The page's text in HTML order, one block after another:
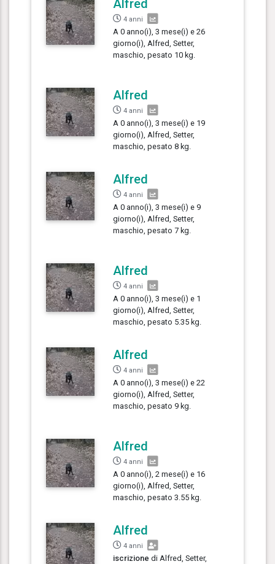
Alfred
4 anni
A 0 anno(i), 3 mese(i) e 26
giorno(i), Alfred, Setter,
maschio, pesato 10 kg.
Alfred
4 anni
A 0 anno(i), 3 mese(i) e 19
giorno(i), Alfred, Setter,
maschio, pesato 8 kg.
Alfred
4 anni
A 0 anno(i), 3 mese(i) e 9
giorno(i), Alfred, Setter,
maschio, pesato 7 kg.
Alfred
4 anni
A 0 anno(i), 3 mese(i) e 1
giorno(i), Alfred, Setter,
maschio, pesato 5.35 kg.
Alfred
4 anni
A 0 anno(i), 3 mese(i) e 22
giorno(i), Alfred, Setter,
maschio, pesato 9 kg.
Alfred
4 anni
A 0 anno(i), 2 mese(i) e 16
giorno(i), Alfred, Setter,
maschio, pesato 3.55 kg.
Alfred
4 anni
iscrizione di Alfred, Setter,